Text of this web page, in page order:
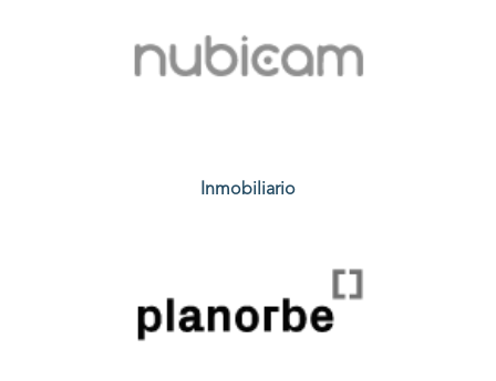
Inmobiliario